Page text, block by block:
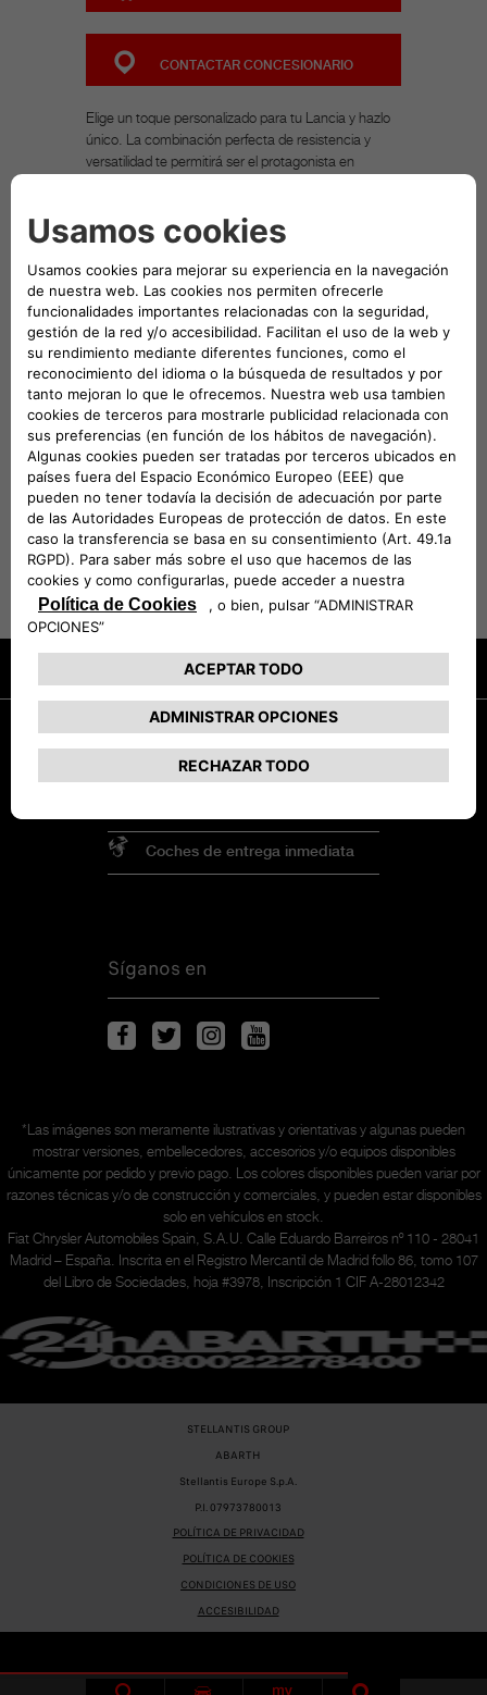
CONTACTAR CONCESIONARIO
Elige un toque personalizado para tu Lancia y hazlo
único. La combinación perfecta de resistencia y
versatilidad te permitirá ser el protagonista en
elige los accesorios que mejor se adaptan a tu estilo.
llantas de aleación, los dispositivos electrónicos y
todo lo que puede hacer aún más divertida tu
experiencia de conducción. Entre los Accesorios
Originales Mopar puedes esta seguro de que
encontrarás la solución ideal para tu vehículo del
grupo FCA, capaz de satisfacer tus exigencias y las
de tu personalidad. Mopar es la marca posventa de
los vehículos FCA y es conocida en todo el mundo
como punto de referencia para los propietarios y los
apasionados que buscan recambios y accesorios
originales para los vehículos del grupo FCA. La
finalidad de la imagen asociada al producto en venta
es solo indicativa e ilustrativa.
Promociones
Coches de entrega inmediata
Síganos en
*Las imágenes son meramente ilustrativas y orientativas y algunas pueden
mostrar versiones, embellecedores, accesorios y/o equipos disponibles
únicamente por pedido y previo pago. Los colores disponibles pueden variar por
razones técnicas y/o de construcción y comerciales, y pueden estar disponibles
solo en vehículos en stock.
Fiat Chrysler Automobiles Spain, S.A.U. Calle Eduardo Barreiros nº 110 - 28041
Madrid – España. Inscrita en el Registro Mercantil de Madrid follo 86, tomo 107
del Libro de Sociedades, hoja #3978, Inscripción 1 CIF A-28012342
STELLANTIS GROUP
ABARTH
Stellantis Europe S.p.A.
P.I. 07973780013
POLÍTICA DE PRIVACIDAD
POLÍTICA DE COOKIES
CONDICIONES DE USO
ACCESIBILIDAD